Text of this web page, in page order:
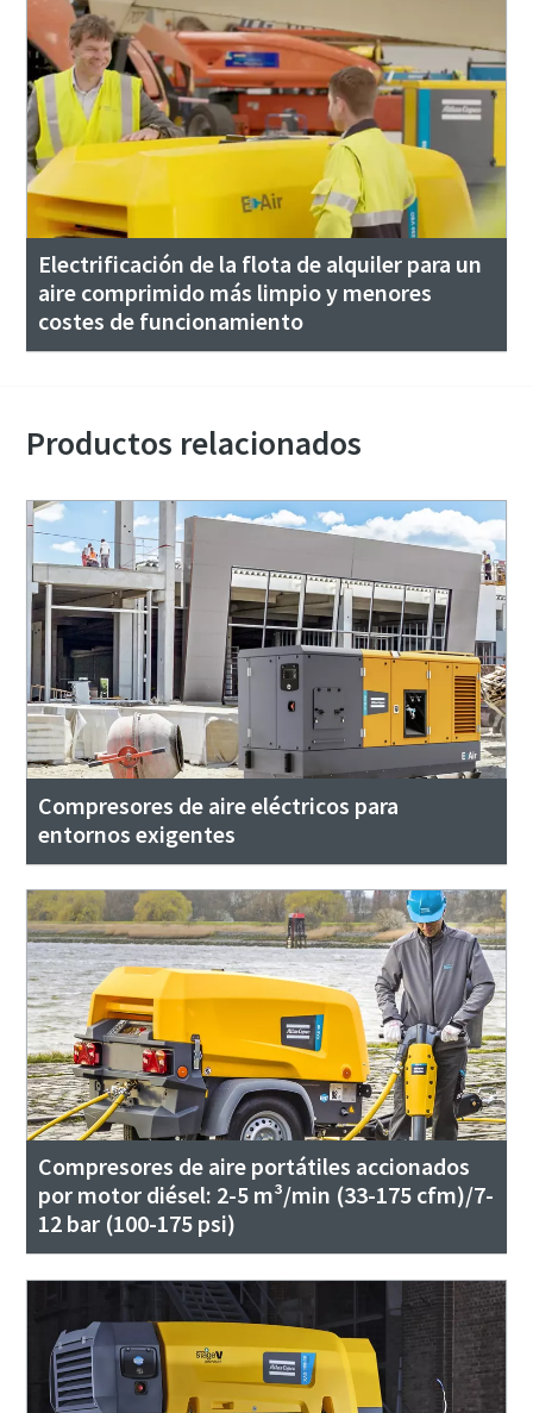
Electrificación de la flota de alquiler para un
aire comprimido más limpio y menores
costes de funcionamiento
Productos relacionados
Compresores de aire eléctricos para
entornos exigentes
Compresores de aire portátiles accionados
por motor diésel: 2-5 m³/min (33-175 cfm)/7-
12 bar (100-175 psi)